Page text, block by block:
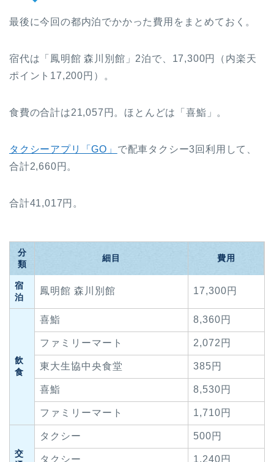
最後に今回の都内泊でかかった費用をまとめておく。
宿代は「鳳明館 森川別館」2泊で、17,300円（内楽天
ポイント17,200円）。
食費の合計は21,057円。ほとんどは「喜鮨」。
タクシーアプリ「GO」 で配車タクシー3回利用して、
合計2,660円。
合計41,017円。
分
類
細目 費用
宿
泊
鳳明館 森川別館 17,300円
飲
食
喜鮨 8,360円
ファミリーマート 2,072円
東大生協中央食堂 385円
喜鮨 8,530円
ファミリーマート 1,710円
交
タクシー 500円
タクシー 1,240円